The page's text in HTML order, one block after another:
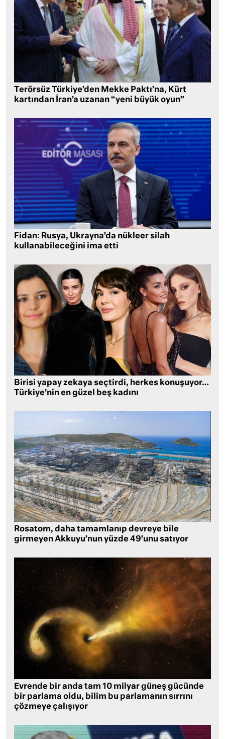
Terörsüz Türkiye’den Mekke Paktı’na, Kürt
kartından İran’a uzanan “yeni büyük oyun”
Fidan: Rusya, Ukrayna’da nükleer silah
kullanabileceğini ima etti
Birisi yapay zekaya seçtirdi, herkes konuşuyor…
Türkiye’nin en güzel beş kadını
Rosatom, daha tamamlanıp devreye bile
girmeyen Akkuyu’nun yüzde 49’unu satıyor
Evrende bir anda tam 10 milyar güneş gücünde
bir parlama oldu, bilim bu parlamanın sırrını
çözmeye çalışıyor